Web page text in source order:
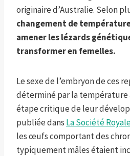
originaire d’Australie. Selon
changement de
amener les lézards
transformer en femelles.
Le sexe de l’embryon de ces
déterminé par la température
étape critique de leur
publiée dans La Société
les œufs comportant des
typiquement mâles étaient